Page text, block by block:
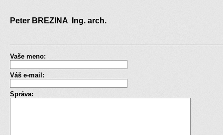
Peter BREZINA Ing. arch.
Vaše meno:
Váš e-mail:
Správa: